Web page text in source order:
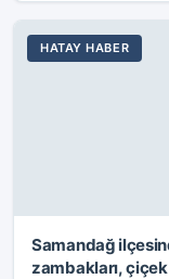
HATAY HABER
Samandağ
zambakları,